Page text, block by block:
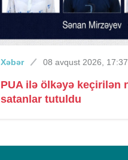
Xəbər 08 avqust 2026, 17:37
PUA ilə ölkəyə keçirilən
satanlar tutuldu